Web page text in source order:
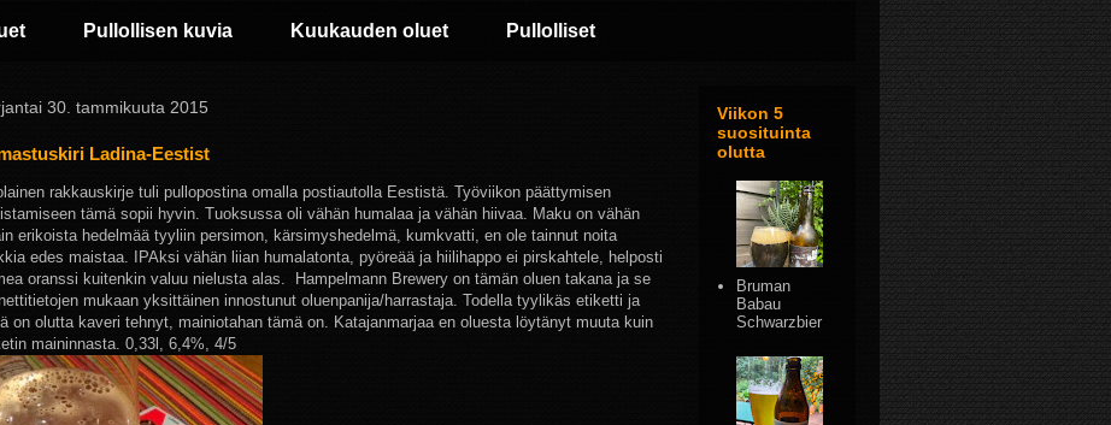
Pullollisen kuvia Kuukauden oluet Pullolliset
30. tammikuuta 2015
Ladina-Eestist
rakkauskirje tuli pullopostina omalla postiautolla Eestistä. Työviikon päättymisen
tämä sopii hyvin. Tuoksussa oli vähän humalaa ja vähän hiivaa. Maku on vähän
erikoista hedelmää tyyliin persimon, kärsimyshedelmä, kumkvatti, en ole tainnut noita
edes maistaa. IPAksi vähän liian humalatonta, pyöreää ja hiilihappo ei pirskahtele, helposti
oranssi kuitenkin valuu nielusta alas. Hampelmann Brewery on tämän oluen takana ja se
mukaan yksittäinen innostunut oluenpanija/harrastaja. Todella tyylikäs etiketti ja
on olutta kaveri tehnyt, mainiotahan tämä on. Katajanmarjaa en oluesta löytänyt muuta kuin
maininnasta. 0,33l, 6,4%, 4/5
Viikon 5
suosituinta
olutta
Bruman
Babau
Schwarzbier